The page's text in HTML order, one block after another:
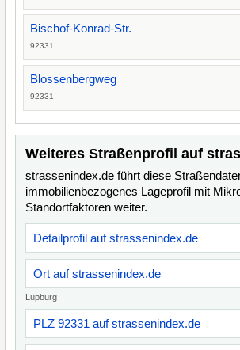
Bischof-Konrad-Str.
92331
Blossenbergweg
92331
Weiteres Straßenprofil auf
strassenindex.de führt diese
immobilienbezogenes Lageprofil mit
Standortfaktoren weiter.
Detailprofil auf strassenindex.de
Ort auf strassenindex.de
Lupburg
PLZ 92331 auf strassenindex.de